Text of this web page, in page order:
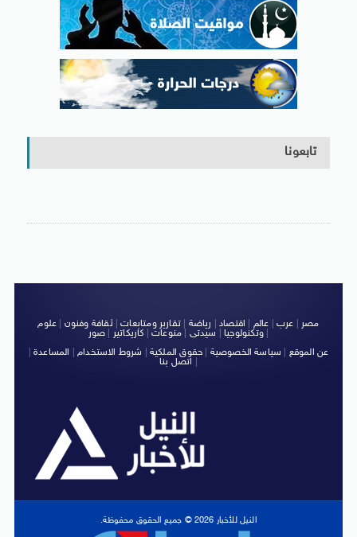
تابعونا
مصر عرب عالم اقتصاد رياضة |تقارير ومتابعات|ثقافة وفنون
علوم
وتكنولوجيا| سيدتى منوعات كاريكاتير صور
|
عن الموقع
سياسة الخصوصية حقوق الملكية شروط الاستخدام| المساعدة|
اتصل بنا
النيل للأخبار 2026 © جميع الحقوق محفوظة.